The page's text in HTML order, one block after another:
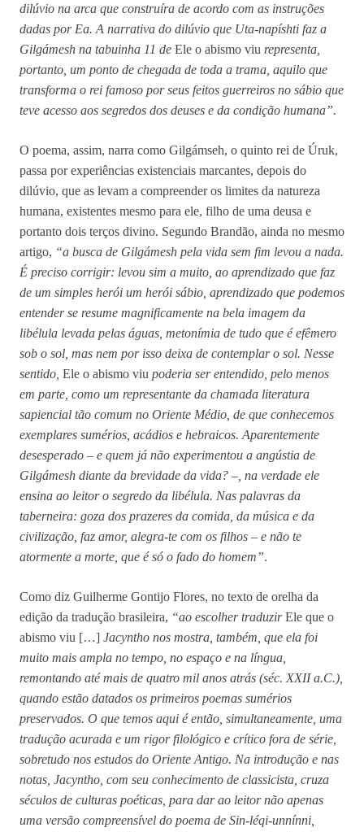
dilúvio na arca que construíra de acordo com as instruções
dadas por Ea. A narrativa do dilúvio que Uta-napíshti faz a
Gilgámesh na tabuinha 11 de Ele o abismo viu representa,
portanto, um ponto de chegada de toda a trama, aquilo que
transforma o rei famoso por seus feitos guerreiros no sábio que
teve acesso aos segredos dos deuses e da condição humana”.
O poema, assim, narra como Gilgámseh, o quinto rei de Úruk,
passa por experiências existenciais marcantes, depois do
dilúvio, que as levam a compreender os limites da natureza
humana, existentes mesmo para ele, filho de uma deusa e
portanto dois terços divino. Segundo Brandão, ainda no mesmo
artigo, “a busca de Gilgámesh pela vida sem fim levou a nada.
É preciso corrigir: levou sim a muito, ao aprendizado que faz
de um simples herói um herói sábio, aprendizado que podemos
entender se resume magnificamente na bela imagem da
libélula levada pelas águas, metonímia de tudo que é efêmero
sob o sol, mas nem por isso deixa de contemplar o sol. Nesse
sentido, Ele o abismo viu poderia ser entendido, pelo menos
em parte, como um representante da chamada literatura
sapiencial tão comum no Oriente Médio, de que conhecemos
exemplares sumérios, acádios e hebraicos. Aparentemente
desesperado – e quem já não experimentou a angústia de
Gilgámesh diante da brevidade da vida? –, na verdade ele
ensina ao leitor o segredo da libélula. Nas palavras da
taberneira: goza dos prazeres da comida, da música e da
civilização, faz amor, alegra-te com os filhos – e não te
atormente a morte, que é só o fado do homem”.
Como diz Guilherme Gontijo Flores, no texto de orelha da
edição da tradução brasileira, “ao escolher traduzirEle que o
abismo viu […] Jacyntho nos mostra, também, que ela foi
muito mais ampla no tempo, no espaço e na língua,
remontando até mais de quatro mil anos atrás (séc. XXII a.C.),
quando estão datados os primeiros poemas sumérios
preservados. O que temos aqui é então, simultaneamente, uma
tradução acurada e um rigor filológico e crítico fora de série,
sobretudo nos estudos do Oriente Antigo. Na introdução e nas
notas, Jacyntho, com seu conhecimento de classicista, cruza
séculos de culturas poéticas, para dar ao leitor não apenas
uma versão compreensível do poema de Sin-léqi-unnínni,